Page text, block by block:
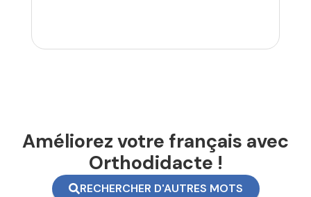
Améliorez votre français avec
Orthodidacte !
RECHERCHER D'AUTRES MOTS